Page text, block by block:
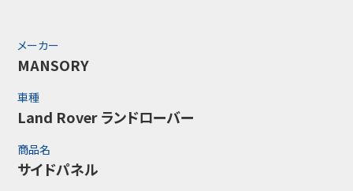
メーカー
MANSORY
車種
Land Rover ランドローバー
商品名
サイドパネル